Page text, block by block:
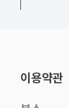
이용약관